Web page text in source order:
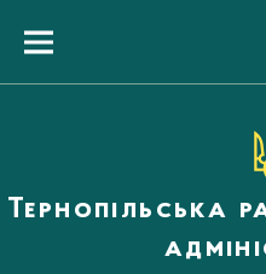
вмістуMenu
Тернопільська